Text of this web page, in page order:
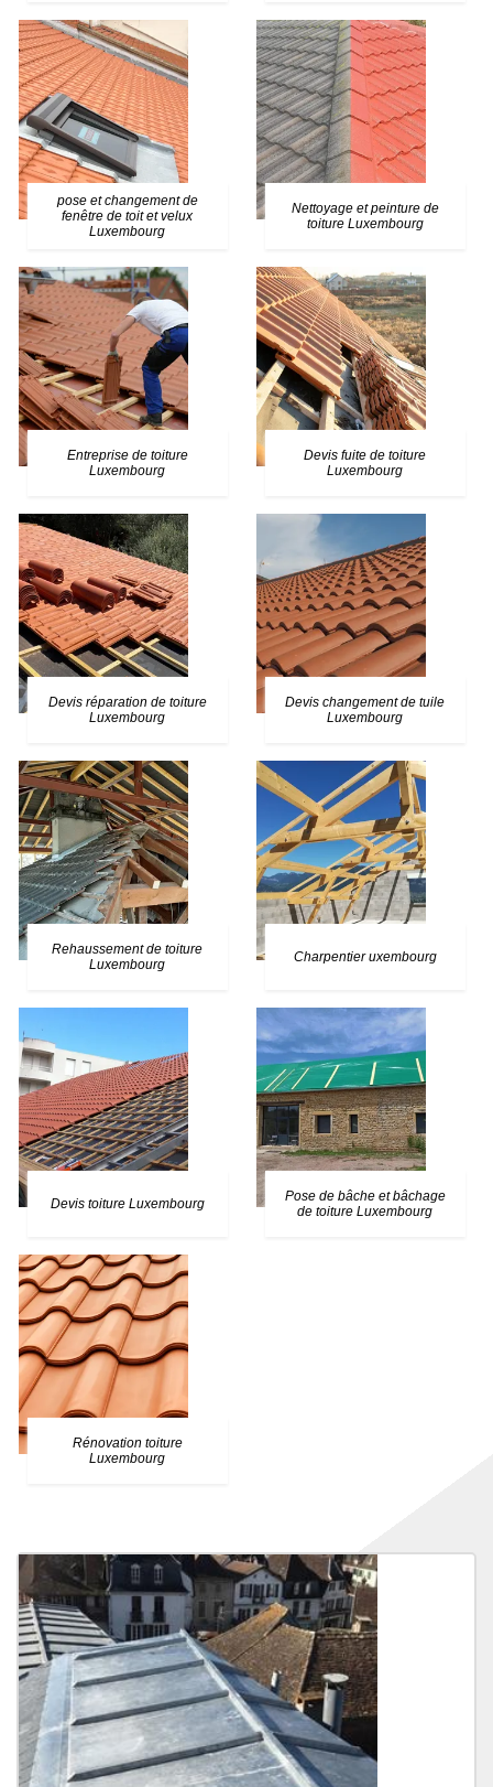
pose et changement de
fenêtre de toit et velux
Luxembourg
Nettoyage et peinture de
toiture Luxembourg
Entreprise de toiture
Luxembourg
Devis fuite de toiture
Luxembourg
Devis réparation de toiture
Luxembourg
Devis changement de tuile
Luxembourg
Rehaussement de toiture
Luxembourg
Charpentier uxembourg
Devis toiture Luxembourg
Pose de bâche et bâchage
de toiture Luxembourg
Rénovation toiture
Luxembourg